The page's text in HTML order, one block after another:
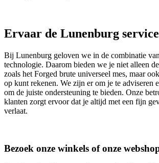
Ervaar de Lunenburg service
Bij Lunenburg geloven we in de combinatie
technologie. Daarom bieden we je niet alleen
zoals het Forged brute universeel mes, maar
op kunt rekenen. We zijn er om je te adviseren
om de juiste ondersteuning te bieden. Onze
klanten zorgt ervoor dat je altijd met een fijn
verlaat.
Bezoek onze winkels of onze